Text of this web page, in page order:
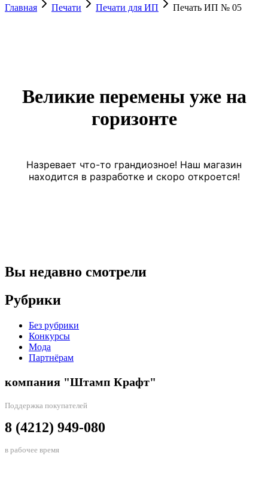
Главная Печати Печати для ИП Печать ИП № 05
Великие перемены уже на
горизонте
Назревает что-то грандиозное! Наш магазин
находится в разработке и скоро откроется!
Вы недавно смотрели
Рубрики
Без рубрики
Конкурсы
Мода
Партнёрам
компания "Штамп Крафт"
Поддержка покупателей
8 (4212) 949-080
в рабочее время